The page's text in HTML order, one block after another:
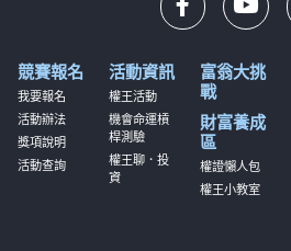
競賽報名
我要報名
活動辦法
獎項說明
活動查詢
活動資訊
權王活動
機會命運槓
桿測驗
權王聊．投
資
富翁大挑
戰
財富養成
區
權證懶人包
權王小教室